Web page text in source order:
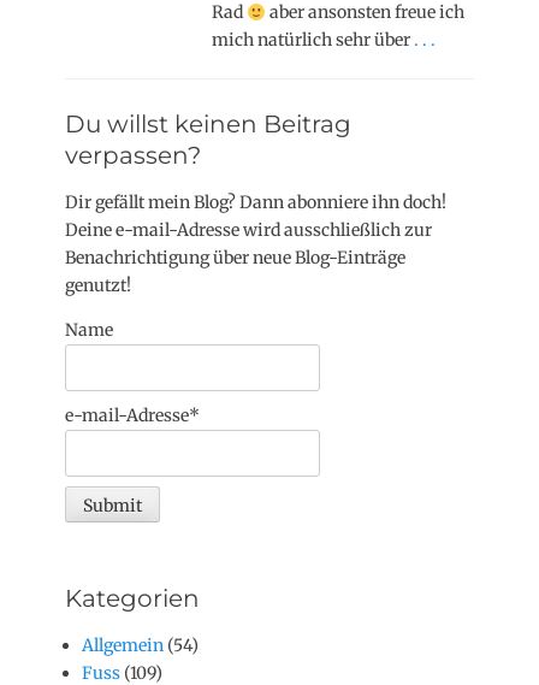
Rad
aber ansonsten freue ich
mich natürlich sehr über . . .
Du willst keinen Beitrag
verpassen?
Dir gefällt mein Blog? Dann abonniere ihn doch!
Deine e-mail-Adresse wird ausschließlich zur
Benachrichtigung über neue Blog-Einträge
genutzt!
Name
e-mail-Adresse*
Kategorien
Allgemein (54)
Fuss (109)